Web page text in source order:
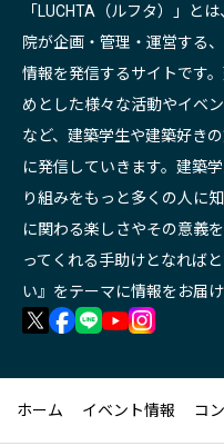
「LUCHTA（ルフタ）」と
院が企画・管理・運営する
情報を発信するサイトです
めとした様々な活動やイベ
など、建築学生や建築好き
に発信していきます。建築
り組みをもっと多くの人に
に関わる楽しさやその意義
ってくれる手助けとなれば
い』をテーマに情報をお届
ホーム イベント情報 コ